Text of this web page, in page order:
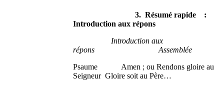
3. Résumé rapide :
Introduction aux répons
Introduction aux
répons Assemblée
Psaume Amen ; ou Rendons gloire au
Seigneur Gloire soit au Père…